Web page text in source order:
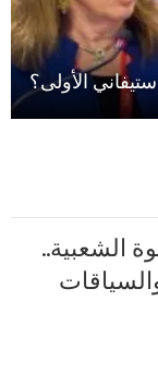
الأولى؟
الشعبية..